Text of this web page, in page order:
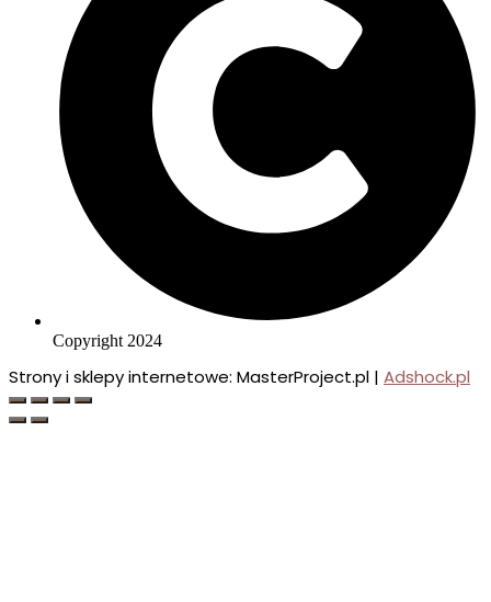
Copyright 2024
Strony i sklepy internetowe: MasterProject.pl | Adshock.pl